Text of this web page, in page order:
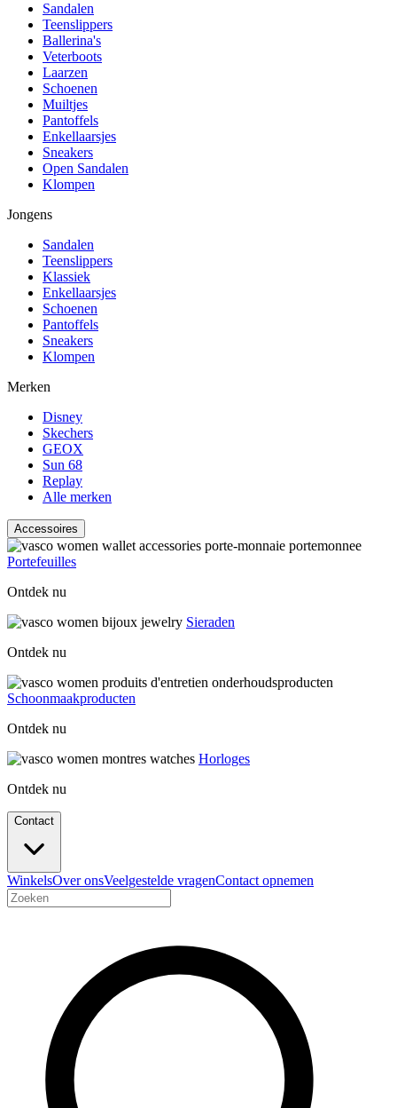
Sandalen
Teenslippers
Ballerina's
Veterboots
Laarzen
Schoenen
Muiltjes
Pantoffels
Enkellaarsjes
Sneakers
Open Sandalen
Klompen
Jongens
Sandalen
Teenslippers
Klassiek
Enkellaarsjes
Schoenen
Pantoffels
Sneakers
Klompen
Merken
Disney
Skechers
GEOX
Sun 68
Replay
Alle merken
Accessoires
Portefeuilles
Ontdek nu
Sieraden
Ontdek nu
Schoonmaakproducten
Ontdek nu
Horloges
Ontdek nu
Contact
WinkelsOver onsVeelgestelde vragenContact opnemen